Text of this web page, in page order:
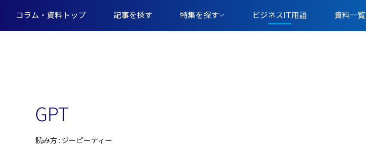
コラム・資料トップ 記事を探す 特集を探す ビジネスIT用語 資料一覧
GPT
読み方 : ジーピーティー